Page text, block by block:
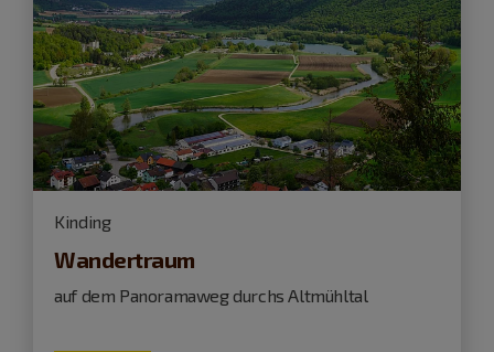
Kinding
Wandertraum
auf dem Panoramaweg durchs Altmühltal